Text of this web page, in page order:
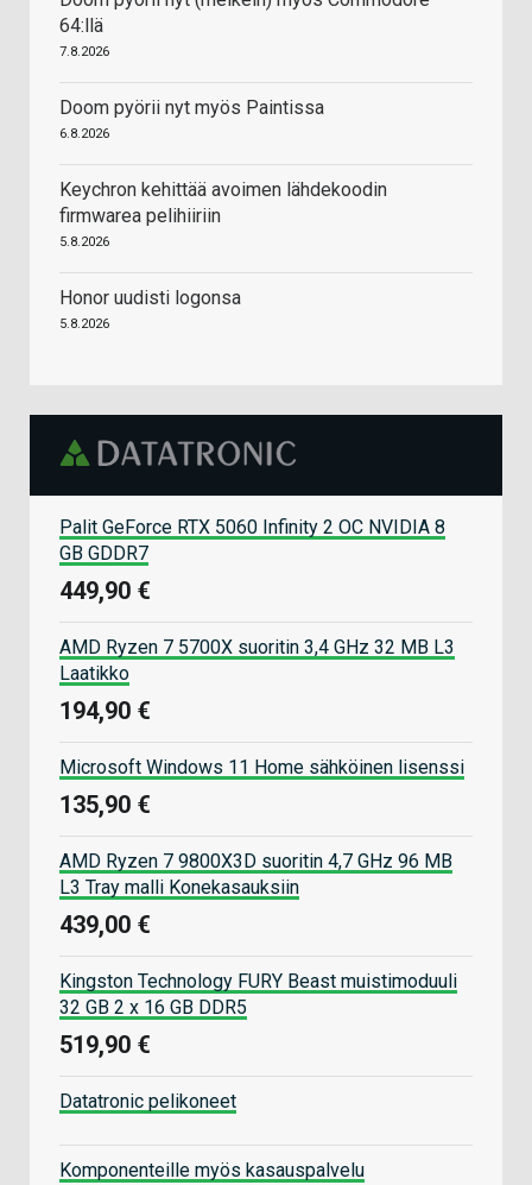
64:llä
7.8.2026
Doom pyörii nyt myös Paintissa
6.8.2026
Keychron kehittää avoimen lähdekoodin
firmwarea pelihiiriin
5.8.2026
Honor uudisti logonsa
5.8.2026
Palit GeForce RTX 5060 Infinity 2 OC NVIDIA 8
GB GDDR7
449,90 €
AMD Ryzen 7 5700X suoritin 3,4 GHz 32 MB L3
Laatikko
194,90 €
Microsoft Windows 11 Home sähköinen lisenssi
135,90 €
AMD Ryzen 7 9800X3D suoritin 4,7 GHz 96 MB
L3 Tray malli Konekasauksiin
439,00 €
Kingston Technology FURY Beast muistimoduuli
32 GB 2 x 16 GB DDR5
519,90 €
Datatronic pelikoneet
Komponenteille myös kasauspalvelu